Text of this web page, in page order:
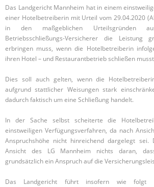
Das Landgericht Mannheim hat in einem
einer Hotelbetreiberin mit Urteil vom 29.04.2020
in den maßgeblichen Urteilsgründen
Betriebsschließungs-Versicherer die Leistung
erbringen muss, wenn die Hotelbetreiberin
ihren Hotel – und Restaurantbetrieb schließen
Dies soll auch gelten, wenn die
aufgrund stattlicher Weisungen stark
dadurch faktisch um eine Schließung handelt.
In der Sache selbst scheiterte die
einstweiligen Verfügungsverfahren, da nach
Anspruchshöhe nicht hinreichend dargelegt
Ansicht des LG Mannheim nichts daran,
grundsätzlich ein Anspruch auf die
Das Landgericht führt insofern wie folgt